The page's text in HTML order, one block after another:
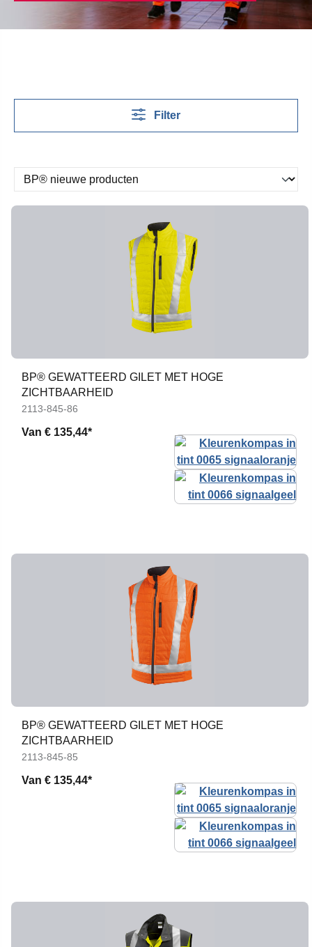
Filter
BP® GEWATTEERD GILET MET HOGE
ZICHTBAARHEID
2113-845-86
Van € 135,44*
BP® GEWATTEERD GILET MET HOGE
ZICHTBAARHEID
2113-845-85
Van € 135,44*